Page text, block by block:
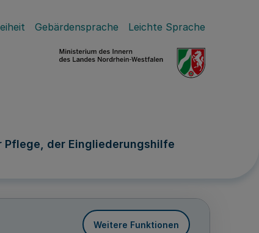
Gebärdensprache Leichte Sprache
Pflege, der Eingliederungshilfe
Weitere Funktionen